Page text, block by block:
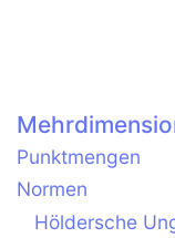
Punktmengen
Normen
Höldersche